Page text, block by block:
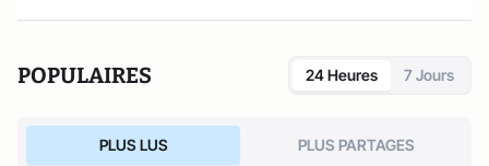
POPULAIRES 24 Heures 7 Jours
PLUS LUS PLUS PARTAGES